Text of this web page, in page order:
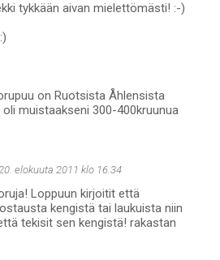
tykkään aivan mielettömästi! :-)
on Ruotsista Åhlensista
muistaakseni 300-400kruunua
elokuuta 2011 klo 16.34
Loppuun kirjoitit että
kengistä tai laukuista niin
tekisit sen kengistä! rakastan